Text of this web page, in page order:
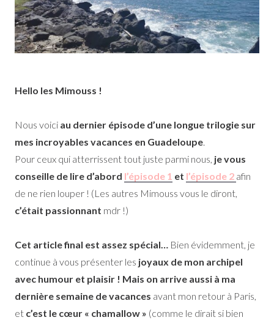
Hello les Mimouss !
Nous voici au dernier épisode d’une longue trilogie sur
mes incroyables vacances en Guadeloupe.
Pour ceux qui atterrissent tout juste parmi nous, je vous
conseille de lire d’abord l’épisode 1 et l’épisode 2 afin
de ne rien louper ! (Les autres Mimouss vous le diront,
c’était passionnant mdr !)
Cet article final est assez spécial… Bien évidemment, je
continue à vous présenter les joyaux de mon archipel
avec humour et plaisir ! Mais on arrive aussi à ma
dernière semaine de vacances avant mon retour à Paris,
et c’est le cœur « chamallow » (comme le dirait si bien